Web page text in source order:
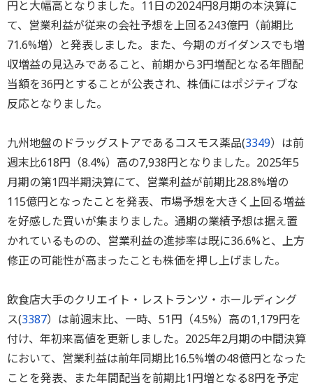
円と大幅高となりました。11日の2024円8月期の本決算に
て、営業利益が従来の会社予想を上回る243億円（前期比
71.6%増）と発表しました。また、今期のガイダンスでも増
収増益の見込みであること、前期から3円増配となる年間配
当額を36円とすることが公表され、株価にはポジティブな
反応となりました。
九州地盤のドラッグストアであるコスモス薬品(3349）は前
週末比618円（8.4%）高の7,938円となりました。2025年5
月期の第1四半期決算にて、営業利益が前期比28.8%増の
115億円となったことを発表、市場予想を大きく上回る増益
を好感した買いが集まりました。通期の業績予想は据え置
かれているものの、営業利益の進捗率は既に36.6%と、上方
修正の可能性が高まったことも株価を押し上げました。
飲食店大手のクリエイト・レストランツ・ホールディング
ス(3387）は前週末比、一時、51円（4.5%）高の1,179円を
付け、年初来高値を更新しました。2025年2月期の中間決算
において、営業利益は前年同期比16.5%増の48億円となった
ことを発表、また年間配当を前期比1円増となる8円を予定